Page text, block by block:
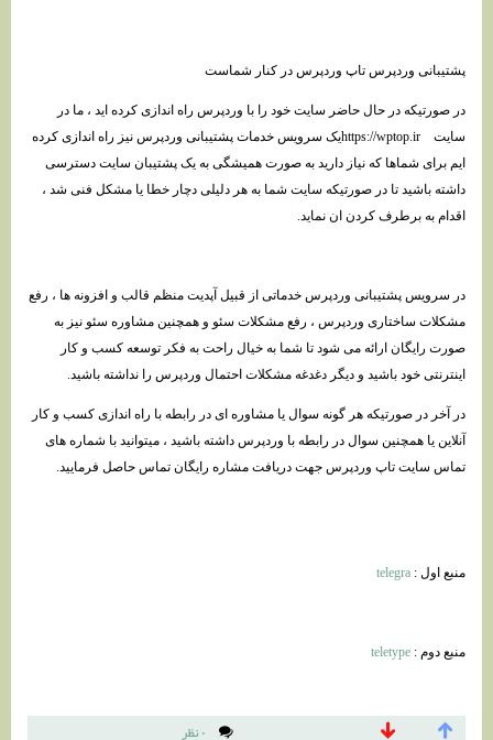
پشتیبانی وردپرس تاپ وردپرس در کنار شماست
در صورتیکه در حال حاضر سایت خود را با وردپرس راه اندازی کرده اید ، ما در
سایت https://wptop.irیک سرویس خدمات پشتیبانی وردپرس نیز راه اندازی کرده
ایم برای شماها که نیاز دارید به صورت همیشگی به یک پشتیبان سایت دسترسی
داشته باشید تا در صورتیکه سایت شما به هر دلیلی دچار خطا یا مشکل فنی شد ،
اقدام به برطرف کردن ان نماید.
در سرویس پشتیبانی وردپرس خدماتی از قبیل آپدیت منظم قالب و افزونه ها ، رفع
مشکلات ساختاری وردپرس ، رفع مشکلات سئو و همچنین مشاوره سئو نیز به
صورت رایگان ارائه می شود تا شما به خیال راحت به فکر توسعه کسب و کار
اینترنتی خود باشید و دیگر دغدغه مشکلات احتمال وردپرس را نداشته باشید.
در آخر در صورتیکه هر گونه سوال یا مشاوره ای در رابطه با راه اندازی کسب و کار
آنلاین یا همچنین سوال در رابطه با وردپرس داشته باشید ، میتوانید با شماره های
تماس سایت تاپ وردپرس جهت دریافت مشاره رایگان تماس حاصل فرمایید.
منبع اول : telegra
منبع دوم :teletype
۰ نظر